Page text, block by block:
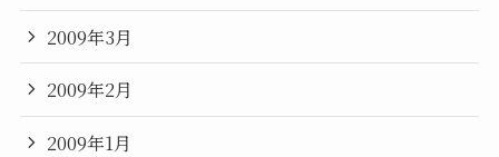
2009年3月
2009年2月
2009年1月